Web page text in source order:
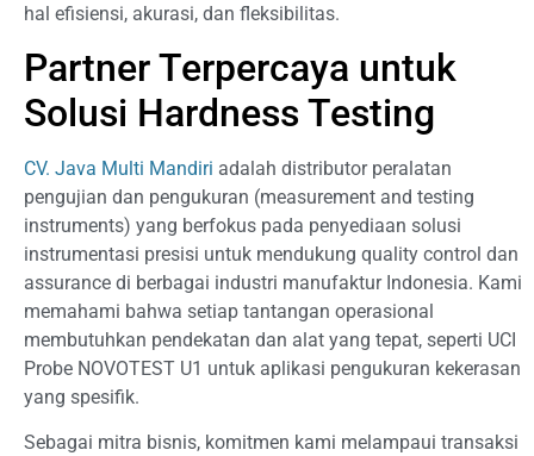
hal efisiensi, akurasi, dan fleksibilitas.
Partner Terpercaya untuk
Solusi Hardness Testing
CV. Java Multi Mandiri adalah distributor peralatan
pengujian dan pengukuran (measurement and testing
instruments) yang berfokus pada penyediaan solusi
instrumentasi presisi untuk mendukung quality control dan
assurance di berbagai industri manufaktur Indonesia. Kami
memahami bahwa setiap tantangan operasional
membutuhkan pendekatan dan alat yang tepat, seperti UCI
Probe NOVOTEST U1 untuk aplikasi pengukuran kekerasan
yang spesifik.
Sebagai mitra bisnis, komitmen kami melampaui transaksi